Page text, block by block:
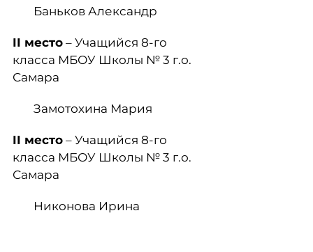
Баньков Александр
II место – Учащийся 8-го
класса МБОУ Школы № 3 г.о.
Самара
Замотохина Мария
II место – Учащийся 8-го
класса МБОУ Школы № 3 г.о.
Самара
Никонова Ирина